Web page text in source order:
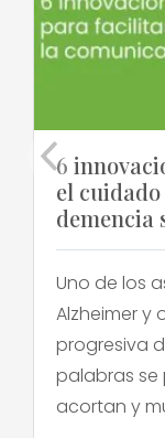
6
el
demencia
Uno de los
Alzheimer y
progresiva
palabras se
acortan y